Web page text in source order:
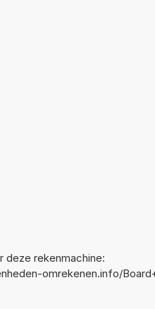
deze rekenmachine:
omrekenen.info/